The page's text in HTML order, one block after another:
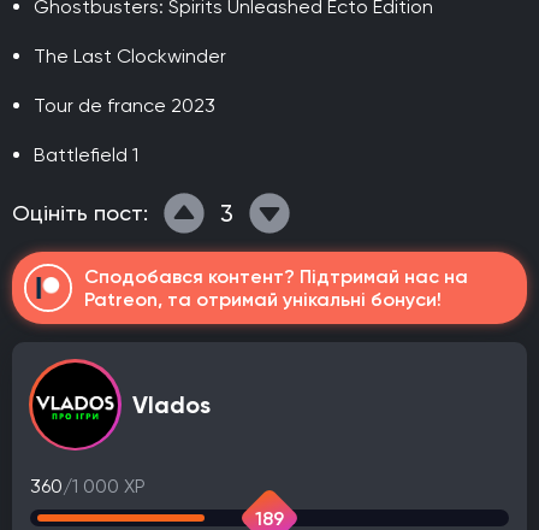
Ghostbusters: Spirits Unleashed Ecto Edition
The Last Clockwinder
Tour de france 2023
Battlefield 1
Оцініть пост: 3
Сподобався контент? Підтримай нас на
Patreon, та отримай унікальні бонуси!
Vlados
360/1 000 XP
189